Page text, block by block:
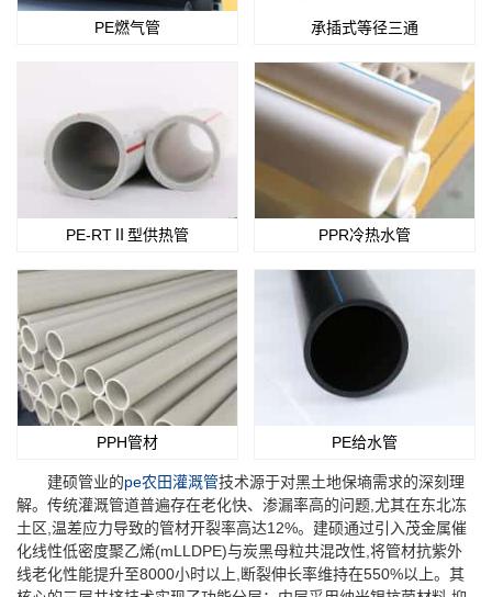
PE燃气管 承插式等径三通
PE-RTⅡ型供热管 PPR冷热水管
PPH管材 PE给水管
建硕管业的pe农田灌溉管技术源于对黑土地保墒需求的深刻理
解。传统灌溉管道普遍存在老化快、渗漏率高的问题,尤其在东北冻
土区,温差应力导致的管材开裂率高达12%。建硕通过引入茂金属催
化线性低密度聚乙烯(mLLDPE)与炭黑母粒共混改性,将管材抗紫外
线老化性能提升至8000小时以上,断裂伸长率维持在550%以上。其